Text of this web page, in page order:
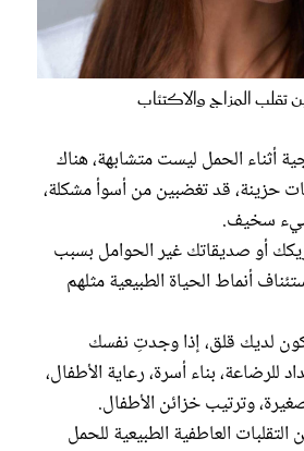
تقلب المزاج والاكتئاب
أثناء الحمل ليست متشابهة، هناك
حزينة، قد تغضبين من أسوأ مشكلة،
سخيف.
أو صديقاتك غير الحوامل بسبب
أنماط الحياة الطبيعية مثلهم
لديك قلق، إذا وجدتِ نفسك
للرضاعة، بناء أسرة، رعاية الأطفال،
وترتيب خزائن الأطفال.
التقلبات العاطفية الطبيعية للحمل